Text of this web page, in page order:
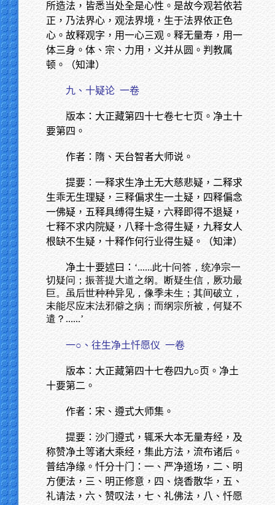
所造法，皆悉当处全是心性。是故今观若依若
正，乃法界心，观法界境，生于法界依正色
心。故释观字，用一心三观。释无量寿，用一
体三身。体、宗、力用，义并从圆。判教属
顿。（知津）
九、十疑论 一卷
版本：大正藏第四十七卷七七页。净土十
要第四。
作者：隋、天台智者大师说。
提要：一释求生净土无大慈悲疑，二释求
生乖无生理疑，三释偏求生一土疑，四释偏念
一佛疑，五释具缚得生疑，六释即得不退疑，
七释不求内院疑，八释十念得生疑，九释女人
根缺不生疑，十释作何行业得生疑。（知津）
净土十要述曰：‘......此十问答，统净宗一
切疑问；振菩提大道之纲。断疑生信，厥功最
巨。虽后世种种异见，像季未生；其间破立，
未能尽应末法邪僻之病；而纲宗所被，何疑不
遣？......’
一○、往生净土忏愿仪 一卷
版本：大正藏第四十七卷四九○页。净土
十要第二。
作者：宋、遵式大师集。
提要：沙门遵式，辄釆大本无量寿经，及
称赞净土等诸大乘经，集此方法，流布诸后。
普结净缘。忏分十门：一、严净道场，二、明
方便法，三、明正修意，四、烧香散华，五、
礼请法，六、赞叹法，七、礼佛法，八、忏愿